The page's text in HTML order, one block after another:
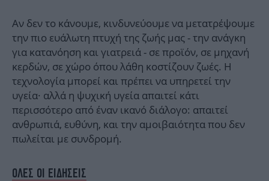
Αν δεν το κάνουμε, κινδυνεύουμε να μετατρέψουμε
την πιο ευάλωτη πτυχή της ζωής μας - την ανάγκη
για κατανόηση και γιατρειά - σε προϊόν, σε μηχανή
κερδών, σε χώρο όπου λάθη κοστίζουν ζωές. Η
τεχνολογία μπορεί και πρέπει να υπηρετεί την
υγεία· αλλά η ψυχική υγεία απαιτεί κάτι
περισσότερο από έναν ικανό διάλογο: απαιτεί
ανθρωπιά, ευθύνη, και την αμοιβαιότητα που δεν
πωλείται με συνδρομή.
ΟΛΕΣ ΟΙ ΕΙΔΗΣΕΙΣ